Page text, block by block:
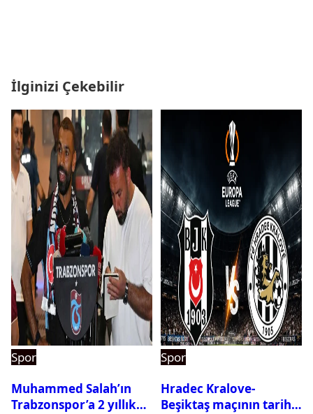
İlginizi Çekebilir
Spor
Muhammed Salah’ın
Trabzonspor’a 2 yıllık
Spor
Hradec Kralove-
Beşiktaş maçının tarihi